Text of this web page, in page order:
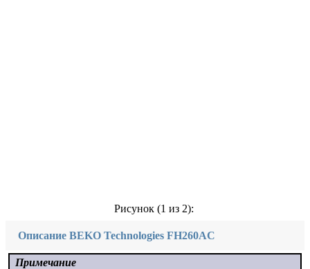
Рисунок (1 из 2):
Описание BEKO Technologies FH260AC
Примечание